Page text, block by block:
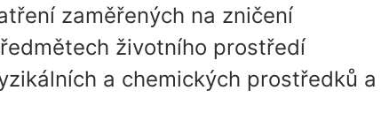
zaměřených na zničení
životního prostředí
a chemických prostředků a